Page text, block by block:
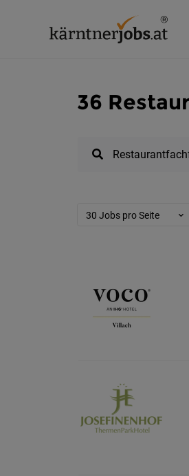
36
30 Jobs pro Seite